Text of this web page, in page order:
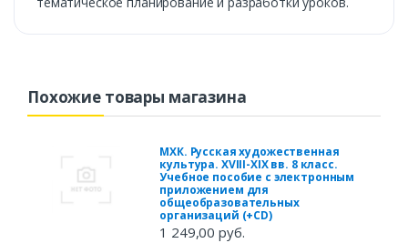
Похожие товары магазина
МХК. Русская художественная
культура. XVIII-XIX вв. 8 класс.
Учебное пособие с электронным
приложением для
общеобразовательных
организаций (+CD)
1 249,00 руб.